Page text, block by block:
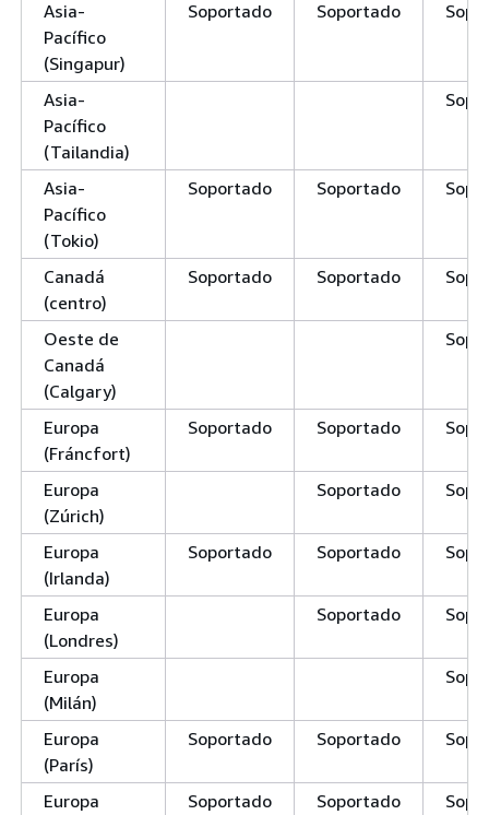
Asia-
Pacífico
(Singapur)
Soportado Soportado
Asia-
Pacífico
(Tailandia)
Asia-
Pacífico
(Tokio)
Soportado Soportado
Canadá
(centro)
Soportado Soportado
Oeste de
Canadá
(Calgary)
Europa
(Fráncfort)
Soportado Soportado
Europa
(Zúrich)
Soportado
Europa
(Irlanda)
Soportado Soportado
Europa
(Londres)
Soportado
Europa
(Milán)
Europa
(París)
Soportado Soportado
Europa
Soportado Soportado